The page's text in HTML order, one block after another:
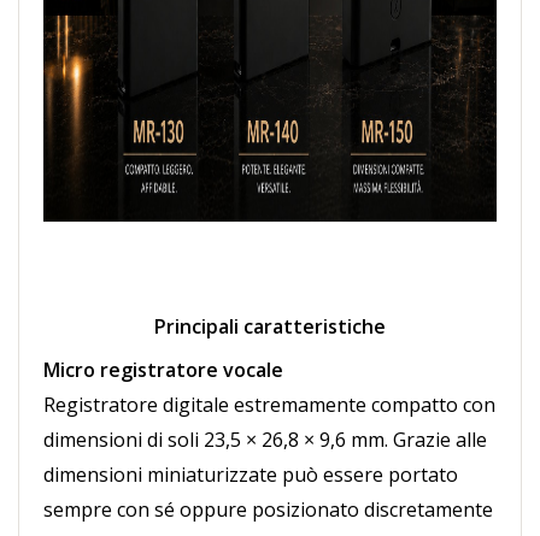
Principali caratteristiche
Micro registratore vocale
Registratore digitale estremamente compatto con
dimensioni di soli 23,5 × 26,8 × 9,6 mm. Grazie alle
dimensioni miniaturizzate può essere portato
sempre con sé oppure posizionato discretamente